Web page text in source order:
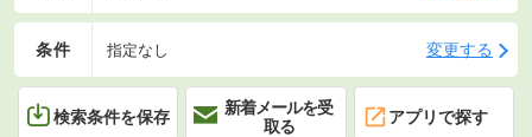
条件 指定なし 変更する
検索条件を保存
新着メールを受
取る
アプリで探す